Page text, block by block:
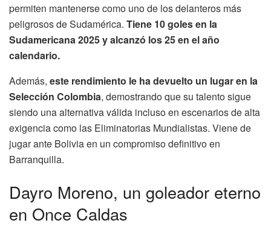
permiten mantenerse como uno de los delanteros más
peligrosos de Sudamérica. Tiene 10 goles en la
Sudamericana 2025 y alcanzó los 25 en el año
calendario.
Además, este rendimiento le ha devuelto un lugar en la
Selección Colombia, demostrando que su talento sigue
siendo una alternativa válida incluso en escenarios de alta
exigencia como las Eliminatorias Mundialistas. Viene de
jugar ante Bolivia en un compromiso definitivo en
Barranquilla.
Dayro Moreno, un goleador eterno
en Once Caldas